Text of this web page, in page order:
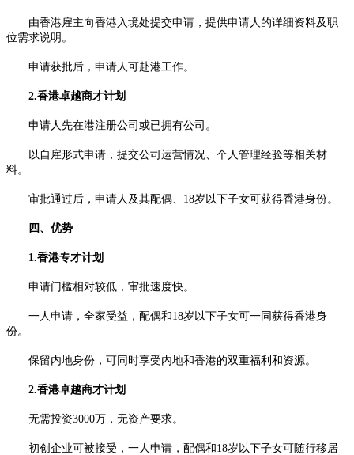
由香港雇主向香港入境处提交申请，提供申请人的详细资料及职
位需求说明。
申请获批后，申请人可赴港工作。
2.香港卓越商才计划
申请人先在港注册公司或已拥有公司。
以自雇形式申请，提交公司运营情况、个人管理经验等相关材
料。
审批通过后，申请人及其配偶、18岁以下子女可获得香港身份。
四、优势
1.香港专才计划
申请门槛相对较低，审批速度快。
一人申请，全家受益，配偶和18岁以下子女可一同获得香港身
份。
保留内地身份，可同时享受内地和香港的双重福利和资源。
2.香港卓越商才计划
无需投资3000万，无资产要求。
初创企业可被接受，一人申请，配偶和18岁以下子女可随行移居